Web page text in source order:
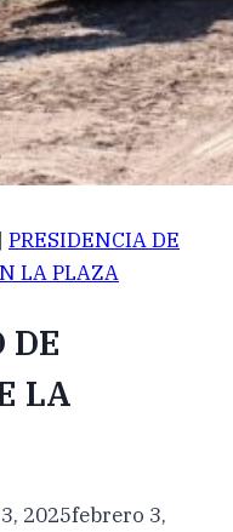
| PRESIDENCIA DE
LA PLAZA
DE
LA
2025febrero 3,